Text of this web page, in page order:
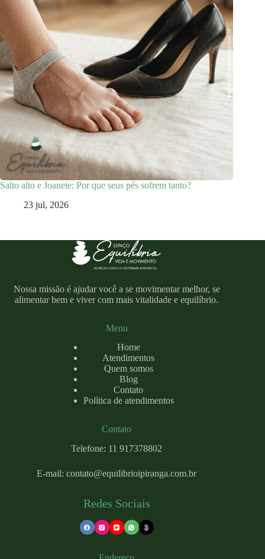
Salto alto e Joanete: Por que seus pés sofrem tanto?
23 jul, 2026
Nossa missão é ajudar você a se movimentar melhor, se
alimentar bem e viver com mais vitalidade e equilíbrio.
Menu
Home
Atendimentos
Quem somos
Blog
Contato
Política de atendimentos
Contato
Telefone: 11 917378802
E-mail:contato@equilibrioipiranga.com.br
Redes Sociais